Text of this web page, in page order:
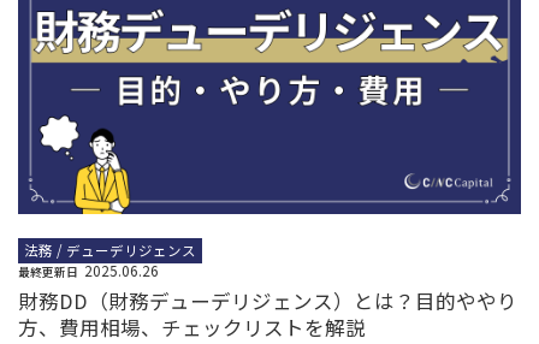
法務 / デューデリジェンス
最終更新日 2025.06.26
財務DD（財務デューデリジェンス）とは？目的ややり
方、費用相場、チェックリストを解説